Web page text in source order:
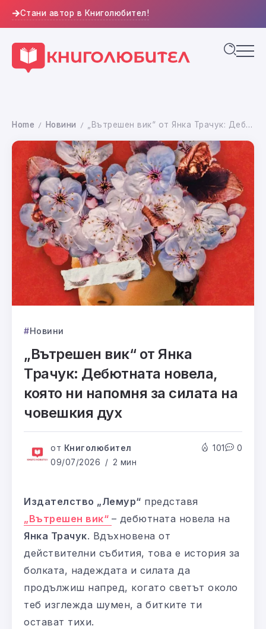
Стани автор в Книголюбител!
Home / Новини / „Вътрешен вик“ от Янка Трачук: Дебютната новела, която ни напомня за силата на човешкия дух
Новини
„Вътрешен вик“ от Янка
Трачук: Дебютната новела,
която ни напомня за силата на
човешкия дух
от Книголюбител
09/07/2026
2 мин
101 0
Издателство „Лемур“ представя
„Вътрешен вик“ – дебютната новела на
Янка Трачук. Вдъхновена от
действителни събития, това е история за
болката, надеждата и силата да
продължиш напред, когато светът около
теб изглежда шумен, а битките ти
остават тихи.